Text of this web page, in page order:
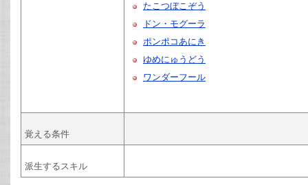
たこつぼこぞう
ドン・モグーラ
ポンポコあにき
ゆめにゅうどう
ワンダーフール
覚える条件
派生するスキル